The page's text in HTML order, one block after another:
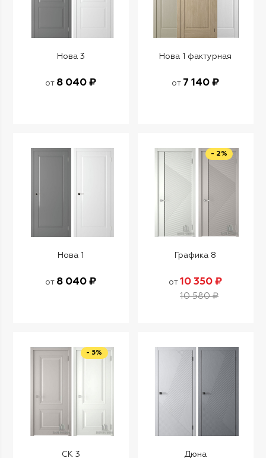
Нова 3
от 8 040 ₽
Нова 1 фактурная
от 7 140 ₽
Нова 1
от 8 040 ₽
Графика 8
от 10 350 ₽
10 580 ₽
- 2%
СК 3
- 5%
Дюна